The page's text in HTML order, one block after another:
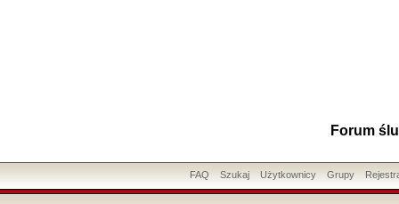
Forum
FAQ Szukaj Użytkownicy Grupy